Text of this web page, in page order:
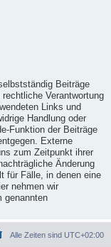
Beiträge
Verantwortung
Links und
Handlung oder
Funktion der Beiträge
Externe
zum Zeitpunkt ihrer
Änderung
für Fälle, in denen eine
nehmen wir
genannten
Alle Zeiten sind UTC+02:00